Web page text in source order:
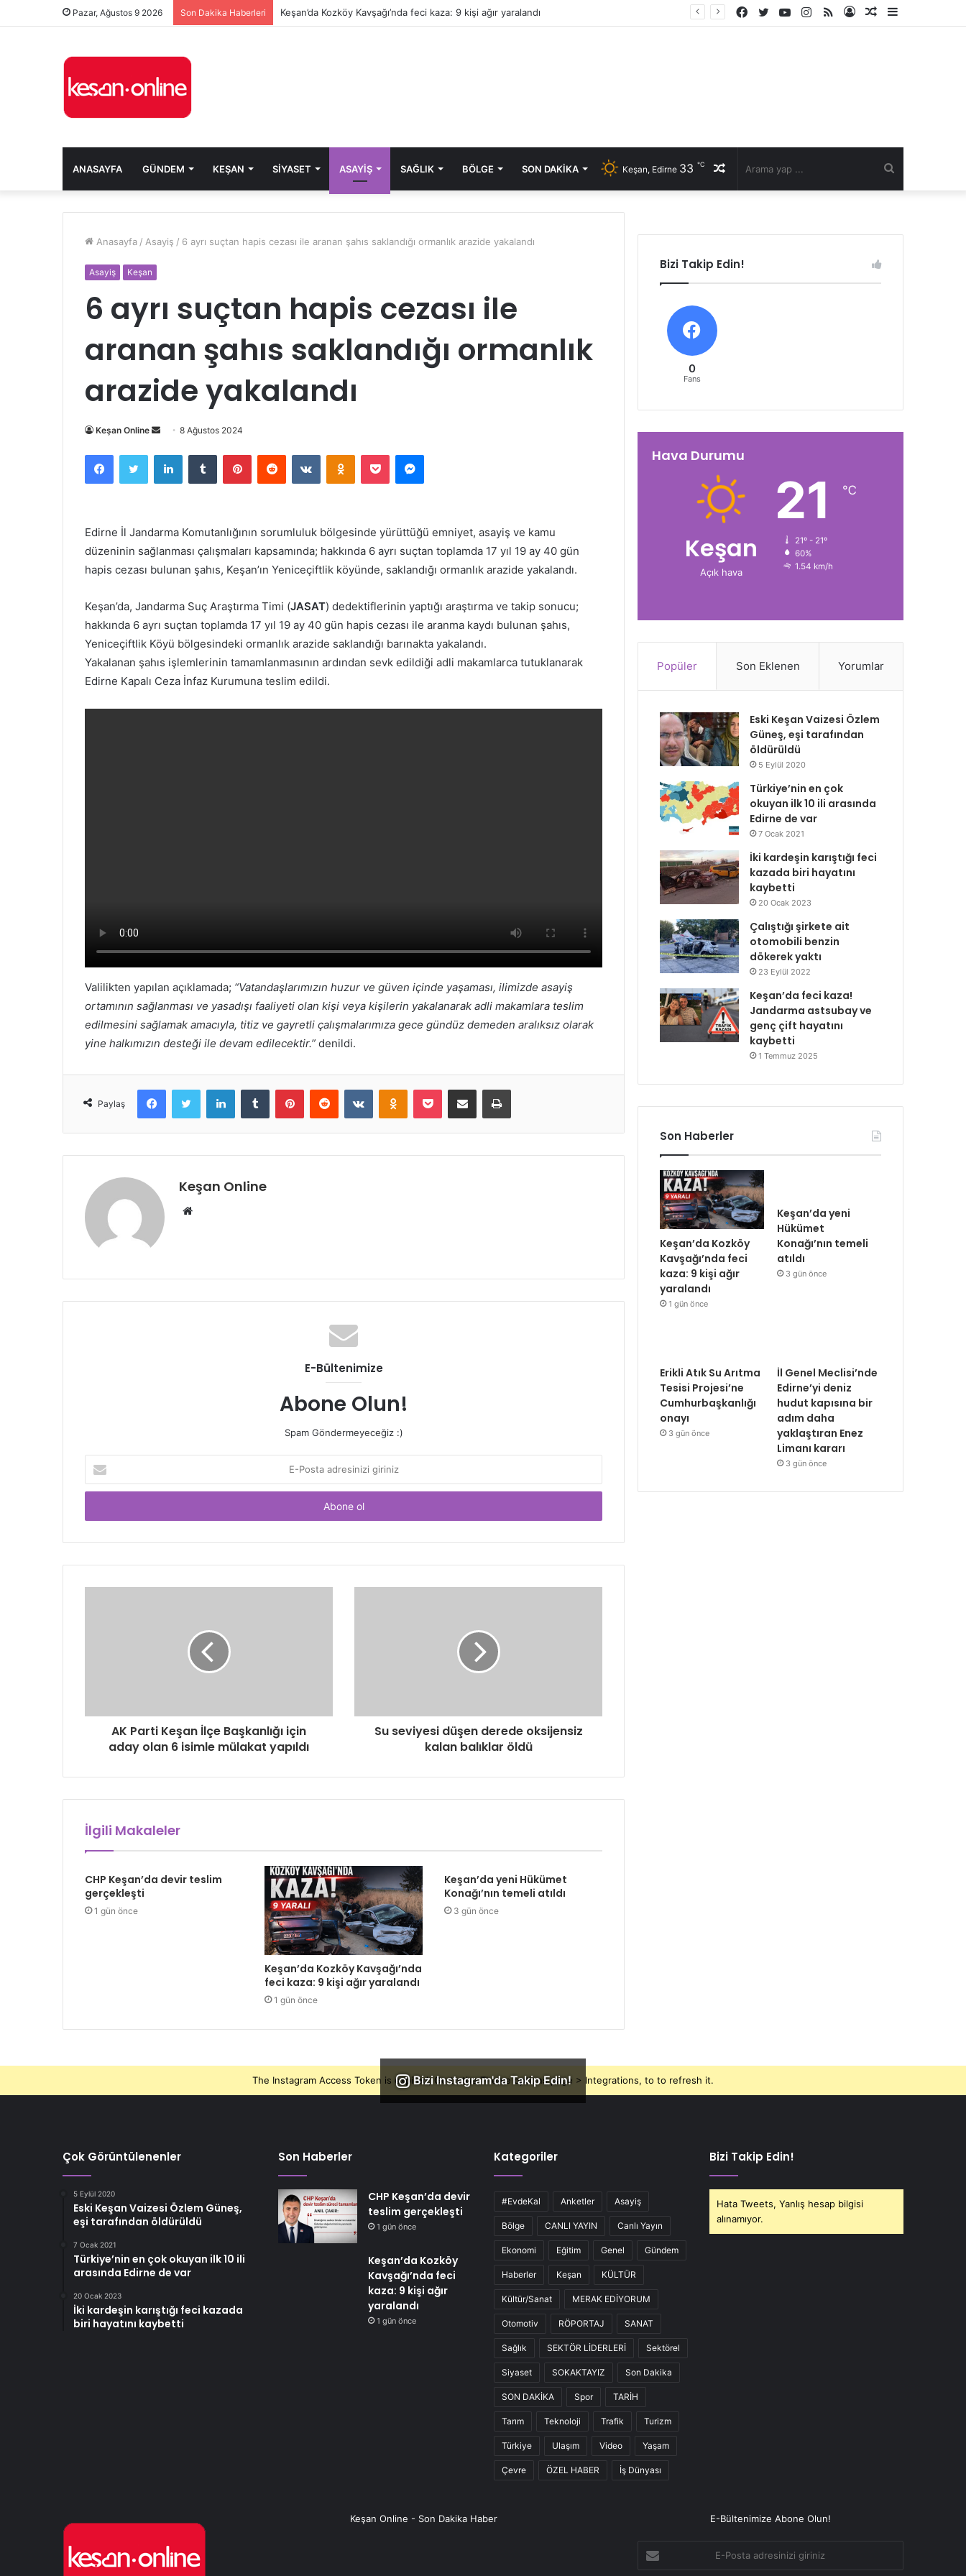
Pazar, Ağustos 9 2026 Son Dakika Haberleri Keşan’da Kozköy Kavşağı’nda feci kaza: 9 kişi ağır yaralandı
Kenar
Rastgele
Kayıt
RSS
Instagram
YouTube
Twitter
Facebook
ANASAYFA GÜNDEM KEŞAN SIYASET ASAYIŞ SAĞLIK BÖLGE SON DAKIKA Rastgele
Keşan, Edirne 33 ℃
Anasayfa / Asayiş / 6 ayrı suçtan hapis cezası ile aranan şahıs saklandığı ormanlık arazide yakalandı
Asayiş Keşan
6 ayrı suçtan hapis cezası ile
aranan şahıs saklandığı ormanlık
arazide yakalandı
Keşan Online
Bir
posta
göndermek
8 Ağustos 2024
FacebookTwitter LinkedInTumblr PinterestReddit VKontakteOdnoklassniki
Pocket Messenger
Edirne İl Jandarma Komutanlığının sorumluluk bölgesinde yürüttüğü emniyet, asayiş ve kamu
düzeninin sağlanması çalışmaları kapsamında; hakkında 6 ayrı suçtan toplamda 17 yıl 19 ay 40 gün
hapis cezası bulunan şahıs, Keşan’ın Yeniceçiftlik köyünde, saklandığı ormanlık arazide yakalandı.
Keşan’da, Jandarma Suç Araştırma Timi (JASAT) dedektiflerinin yaptığı araştırma ve takip sonucu;
hakkında 6 ayrı suçtan toplamda 17 yıl 19 ay 40 gün hapis cezası ile aranma kaydı bulunan şahıs,
Yeniceçiftlik Köyü bölgesindeki ormanlık arazide saklandığı barınakta yakalandı.
Yakalanan şahıs işlemlerinin tamamlanmasının ardından sevk edildiği adli makamlarca tutuklanarak
Edirne Kapalı Ceza İnfaz Kurumuna teslim edildi.
Valilikten yapılan açıklamada; “Vatandaşlarımızın huzur ve güven içinde yaşaması, ilimizde asayiş
ortamının sağlanması ve yasadışı faaliyeti olan kişi veya kişilerin yakalanarak adli makamlara teslim
edilmesini sağlamak amacıyla, titiz ve gayretli çalışmalarımıza gece gündüz demeden aralıksız olarak
yine halkımızın desteği ile devam edilecektir.” denildi.
Paylaş
FacebookTwitter LinkedInTumblr PinterestReddit VKontakteOdnoklassniki
Pocket E-Posta ile paylaş Yazdır
Keşan Online
Web
E-Bültenimize
Abone Olun!
Spam Göndermeyeceğiz :)
Posta
adresinizi
AK Parti Keşan İlçe Başkanlığı için
aday olan 6 isimle mülakat yapıldı
Su seviyesi düşen derede oksijensiz
kalan balıklar öldü
İlgili Makaleler
CHP Keşan’da devir teslim
gerçekleşti
1 gün önce
Keşan’da Kozköy Kavşağı’nda
feci kaza: 9 kişi ağır yaralandı
1 gün önce
Keşan’da yeni Hükümet
Konağı’nın temeli atıldı
3 gün önce
Bizi Takip Edin!
0
Fans
Hava Durumu
Keşan
Açık hava
21 ℃
21º - 21º
60%
1.54 km/h
Popüler Son Eklenen Yorumlar
Eski Keşan Vaizesi Özlem
Güneş, eşi tarafından
öldürüldü
5 Eylül 2020
Türkiye’nin en çok
okuyan ilk 10 ili arasında
Edirne de var
7 Ocak 2021
İki kardeşin karıştığı feci
kazada biri hayatını
kaybetti
20 Ocak 2023
Çalıştığı şirkete ait
otomobili benzin
dökerek yaktı
23 Eylül 2022
Keşan’da feci kaza!
Jandarma astsubay ve
genç çift hayatını
kaybetti
1 Temmuz 2025
Son Haberler
Keşan’da Kozköy
Kavşağı’nda feci
kaza: 9 kişi ağır
yaralandı
1 gün önce
Keşan’da yeni
Hükümet
Konağı’nın temeli
atıldı
3 gün önce
Erikli Atık Su Arıtma
Tesisi Projesi’ne
Cumhurbaşkanlığı
onayı
3 gün önce
İl Genel Meclisi’nde
Edirne’yi deniz
hudut kapısına bir
adım daha
yaklaştıran Enez
Limanı kararı
3 gün önce
Bizi Instagram'da Takip Edin!
The Instagram Access Token is expired, Go to the Theme options page > Integrations, to to refresh it.
Çok Görüntülenenler
5 Eylül 2020
Eski Keşan Vaizesi Özlem Güneş,
eşi tarafından öldürüldü
7 Ocak 2021
Türkiye’nin en çok okuyan ilk 10 ili
arasında Edirne de var
20 Ocak 2023
İki kardeşin karıştığı feci kazada
biri hayatını kaybetti
Son Haberler
CHP Keşan’da devir
teslim gerçekleşti
1 gün önce
Keşan’da Kozköy
Kavşağı’nda feci
kaza: 9 kişi ağır
yaralandı
1 gün önce
Kategoriler
#EvdeKal Anketler Asayiş
Bölge CANLI YAYIN Canlı Yayın
Ekonomi Eğitim Genel Gündem
Haberler Keşan KÜLTÜR
Kültür/Sanat MERAK EDİYORUM
Otomotiv RÖPORTAJ SANAT
Sağlık SEKTÖR LİDERLERİ Sektörel
Siyaset SOKAKTAYIZ Son Dakika
SON DAKİKA Spor TARİH
Tarım Teknoloji Trafik Turizm
Türkiye Ulaşım Video Yaşam
Çevre ÖZEL HABER İş Dünyası
Bizi Takip Edin!
Hata Tweets, Yanlış hesap bilgisi
alınamıyor.
Keşan Online - Son Dakika Haber E-Bültenimize Abone Olun!
Posta